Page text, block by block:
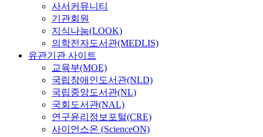
사서커뮤니티
기관회원
지식나눔(LOOK)
의학전자도서관(MEDLIS)
유관기관 사이트
교육부(MOE)
국립장애인도서관(NLD)
국립중앙도서관(NL)
국회도서관(NAL)
연구윤리정보포털(CRE)
사이언스온 (ScienceON)